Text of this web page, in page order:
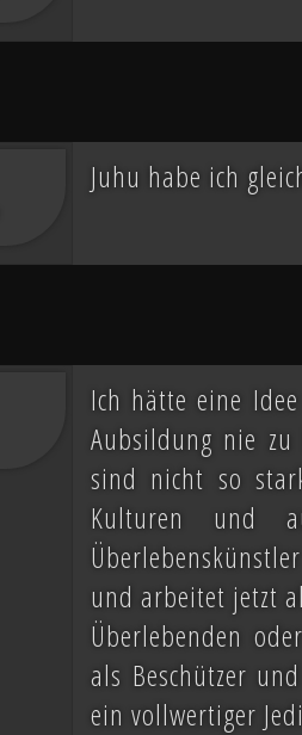
Juhu habe ich
Ich hätte eine
Aubsildung nie
sind nicht so
Kulturen und
und arbeitet jetzt
Überlebenden
als Beschützer
ein vollwertiger